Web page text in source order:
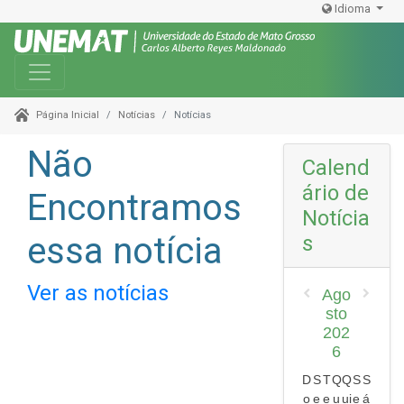
Idioma
Toggle navigation
Página Inicial Notícias Notícias
Não
Encontramos
essa notícia
Ver as notícias
Calend
ário de
Notícia
s
Ago
sto
202
6
D
o
S
e
T
e
Q
u
Q
ui
S
e
S
á